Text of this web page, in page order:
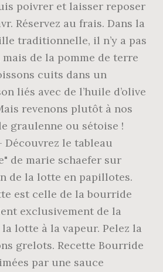
poivrer et laisser reposer
Réservez au frais. Dans la
traditionnelle, il n’y a pas
mais de la pomme de terre
cuits dans un
liés avec de l’huile d’olive
revenons plutôt à nos
graulenne ou sétoise !
Découvrez le tableau
de marie schaefer sur
de la lotte en papillotes.
est celle de la bourride
exclusivement de la
lotte à la vapeur. Pelez la
grelots. Recette Bourride
par une sauce